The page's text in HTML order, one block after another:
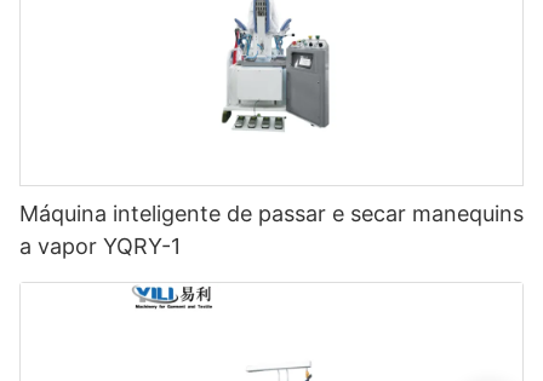
Máquina inteligente de passar e secar manequins
a vapor YQRY-1